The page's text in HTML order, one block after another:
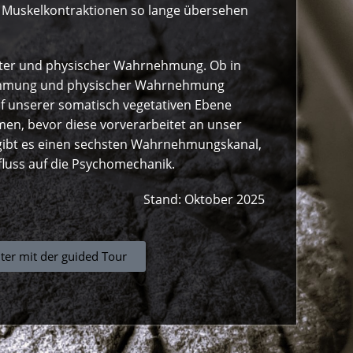
so lange übersehen
und physischer Wahrnehmung. Ob in
und physischer Wahrnehmung
somatisch vegetativen Ebene
bevor diese vorverarbeitet an unser
es einen sechsten Wahrnehmungskanal,
auf die Psychomechanik.
Stand: Oktober 2025
mit der guided Tour